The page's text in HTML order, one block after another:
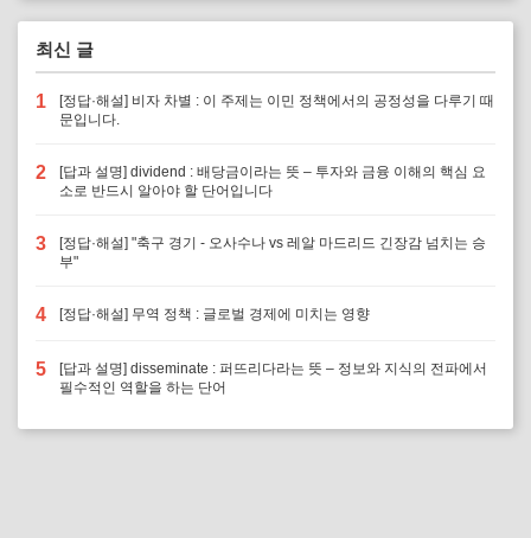
최신 글
1
[정답·해설] 비자 차별 : 이 주제는 이민 정책에서의 공정성을 다루기 때
문입니다.
2
[답과 설명] dividend : 배당금이라는 뜻 – 투자와 금융 이해의 핵심 요
소로 반드시 알아야 할 단어입니다
3
[정답·해설] "축구 경기 - 오사수나 vs 레알 마드리드 긴장감 넘치는 승
부"
4 [정답·해설] 무역 정책 : 글로벌 경제에 미치는 영향
5
[답과 설명] disseminate : 퍼뜨리다라는 뜻 – 정보와 지식의 전파에서
필수적인 역할을 하는 단어